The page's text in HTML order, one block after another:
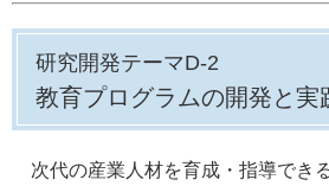
研究開発テーマD-2
教育プログラムの開発と実
次代の産業人材を育成・指導でき